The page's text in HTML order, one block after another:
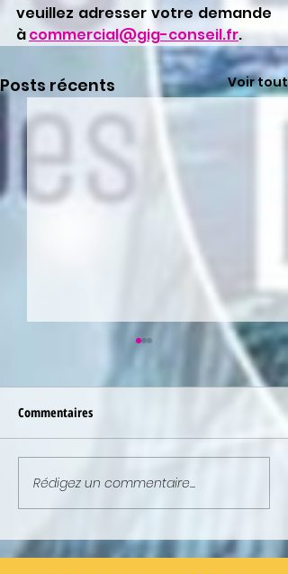
veuillez adresser votre demande
à commercial@gig-conseil.fr.
Posts récents Voir tout
NEWSLETTER : ELLE EST EN
LIGNE !
Commentaires
Rédigez un commentaire...